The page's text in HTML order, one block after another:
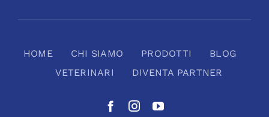
HOME CHI SIAMO PRODOTTI
BLOG
VETERINARI
DIVENTA PARTNER